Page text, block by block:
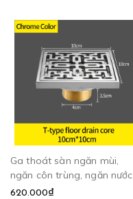
Ga thoát sàn ngăn mùi,
ngăn côn trùng, ngăn nước
trào ngược - DL8599
620.000₫